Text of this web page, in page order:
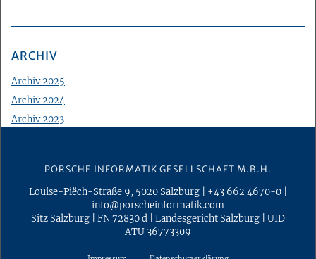
ARCHIV
Archiv 2025
Archiv 2024
Archiv 2023
Archiv 2020
Archiv 2019
Archiv 2018
PORSCHE INFORMATIK GESELLSCHAFT M.B.H.
Louise-Piëch-Straße 9, 5020Salzburg +43 662 4670-0
info@porscheinformatik.com
Sitz Salzburg
FN 72830 d Landesgericht Salzburg
UID
ATU 36773309